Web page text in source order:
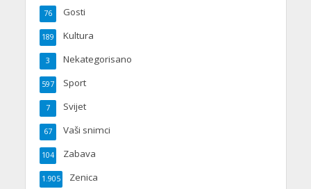
Gosti
76
Kultura
189
Nekategorisano
3
Sport
597
Svijet
7
Vaši snimci
67
Zabava
104
Zenica
1.905